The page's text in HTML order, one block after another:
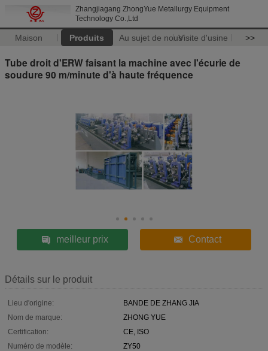
Zhangjiagang ZhongYue Metallurgy Equipment
Technology Co.,Ltd
Maison Produits Au sujet de nousVisite d'usine >>
Tube droit d'ERW faisant la machine avec l'écurie de
soudure 90 m/minute d'à haute fréquence
meilleur prix Contact
Détails sur le produit
Lieu d'origine:
BANDE DE ZHANG JIA
Nom de marque:
ZHONG YUE
Certification:
CE, ISO
Numéro de modèle:
ZY50